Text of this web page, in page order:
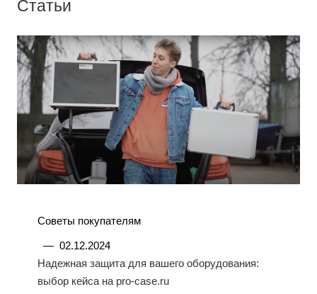
Статьи
Советы покупателям
— 02.12.2024
Надежная защита для вашего оборудования:
выбор кейса на pro-case.ru